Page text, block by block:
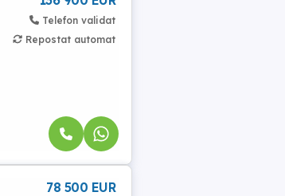
Telefon validat
Repostat automat
78 500 EUR